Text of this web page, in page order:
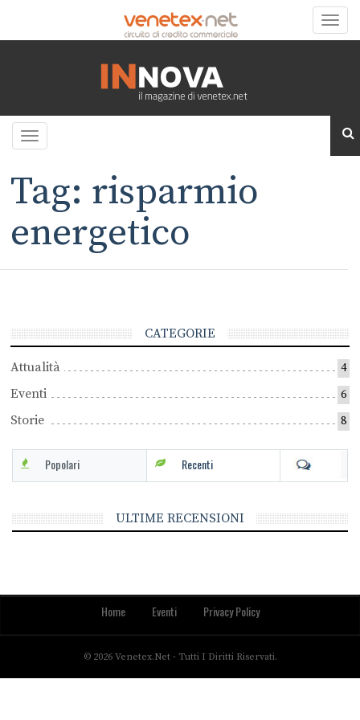
Toggle
Toggle
Tag: risparmio
energetico
CATEGORIE
Attualità 4
Eventi 6
Storie 8
Popolari Recenti
ULTIME RECENSIONI
Home Eventi Privacy Policy
© 2026 Venetex.net - Tutti I Diritti Riservati.